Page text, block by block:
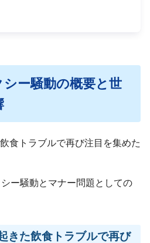
ー騒動の概要と世
食トラブルで再び注目を集めた
ー騒動とマナー問題としての
きた飲食トラブルで再び